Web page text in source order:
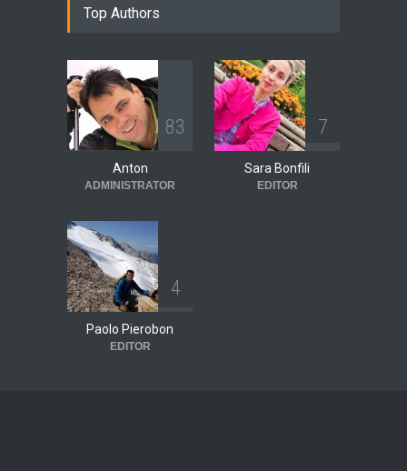
Top Authors
83
Anton
ADMINISTRATOR
7
Sara Bonfili
EDITOR
4
Paolo Pierobon
EDITOR